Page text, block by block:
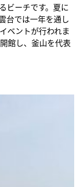
ビーチです。夏に
台では一年を通し
ベントが行われま
館し、釜山を代表